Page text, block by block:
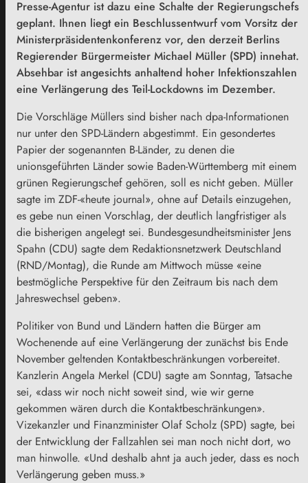
Presse-Agentur ist dazu eine Schalte der Regierungschefs
geplant. Ihnen liegt ein Beschlussentwurf vom Vorsitz der
Ministerpräsidentenkonferenz vor, den derzeit Berlins
Regierender Bürgermeister Michael Müller (SPD) innehat.
Absehbar ist angesichts anhaltend hoher Infektionszahlen
eine Verlängerung des Teil-Lockdowns im Dezember.
Die Vorschläge Müllers sind bisher nach dpa-Informationen
nur unter den SPD-Ländern abgestimmt. Ein gesondertes
Papier der sogenannten B-Länder, zu denen die
unionsgeführten Länder sowie Baden-Württemberg mit einem
grünen Regierungschef gehören, soll es nicht geben. Müller
sagte im ZDF-«heute journal», ohne auf Details einzugehen,
es gebe nun einen Vorschlag, der deutlich langfristiger als
die bisherigen angelegt sei. Bundesgesundheitsminister Jens
Spahn (CDU) sagte dem Redaktionsnetzwerk Deutschland
(RND/Montag), die Runde am Mittwoch müsse «eine
bestmögliche Perspektive für den Zeitraum bis nach dem
Jahreswechsel geben».
Politiker von Bund und Ländern hatten die Bürger am
Wochenende auf eine Verlängerung der zunächst bis Ende
November geltenden Kontaktbeschränkungen vorbereitet.
Kanzlerin Angela Merkel (CDU) sagte am Sonntag, Tatsache
sei, «dass wir noch nicht soweit sind, wie wir gerne
gekommen wären durch die Kontaktbeschränkungen».
Vizekanzler und Finanzminister Olaf Scholz (SPD) sagte, bei
der Entwicklung der Fallzahlen sei man noch nicht dort, wo
man hinwolle. «Und deshalb ahnt ja auch jeder, dass es noch
Verlängerung geben muss.»